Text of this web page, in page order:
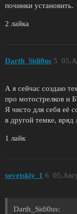
починки установить.
2 лайка
Darth_Sidi0us 5
А я сейчас создаю
про мотострелков и
Я чисто для себя её
в другой темке, вряд
1 лайк
sovetskiy_1 6
Darth_Sidi0us: